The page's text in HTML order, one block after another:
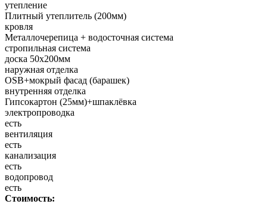
утепление
Плитный утеплитель (200мм)
кровля
Металлочерепица + водосточная система
стропильная система
доска 50х200мм
наружная отделка
OSB+мокрый фасад (барашек)
внутренняя отделка
Гипсокартон (25мм)+шпаклёвка
электропроводка
есть
вентиляция
есть
канализация
есть
водопровод
есть
Стоимость: